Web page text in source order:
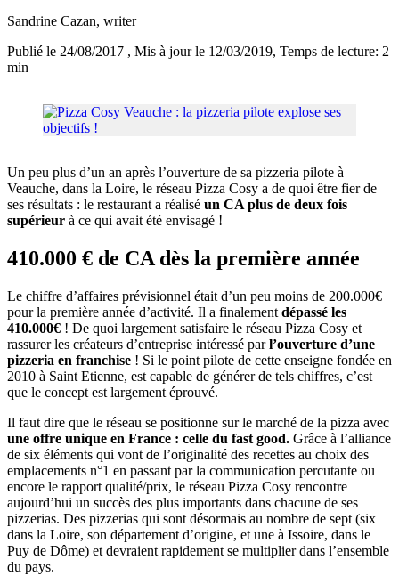
Sandrine Cazan, writer
Publié le 24/08/2017 , Mis à jour le 12/03/2019, Temps de lecture: 2
min
Un peu plus d’un an après l’ouverture de sa pizzeria pilote à
Veauche, dans la Loire, le réseau Pizza Cosy a de quoi être fier de
ses résultats : le restaurant a réalisé un CA plus de deux fois
supérieur à ce qui avait été envisagé !
410.000 € de CA dès la première année
Le chiffre d’affaires prévisionnel était d’un peu moins de 200.000€
pour la première année d’activité. Il a finalement dépassé les
410.000€ ! De quoi largement satisfaire le réseau Pizza Cosy et
rassurer les créateurs d’entreprise intéressé parl’ouverture d’une
pizzeria en franchise ! Si le point pilote de cette enseigne fondée en
2010 à Saint Etienne, est capable de générer de tels chiffres, c’est
que le concept est largement éprouvé.
Il faut dire que le réseau se positionne sur le marché de la pizza avec
une offre unique en France : celle du fast good. Grâce à l’alliance
de six éléments qui vont de l’originalité des recettes au choix des
emplacements n°1 en passant par la communication percutante ou
encore le rapport qualité/prix, le réseau Pizza Cosy rencontre
aujourd’hui un succès des plus importants dans chacune de ses
pizzerias. Des pizzerias qui sont désormais au nombre de sept (six
dans la Loire, son département d’origine, et une à Issoire, dans le
Puy de Dôme) et devraient rapidement se multiplier dans l’ensemble
du pays.